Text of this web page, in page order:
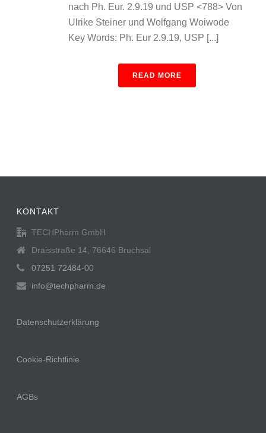
nach Ph. Eur. 2.9.19 und USP <788> Von
Ulrike Steiner und Wolfgang Woiwode
Key Words: Ph. Eur 2.9.19, USP [...]
READ MORE
KONTAKT
TECHPharm GmbH
Draisstraße 14, 76646 Bruchsal
07251 72484-00
info@techpharm.de
Datenschutzerklärung
Cookie-Richtlinie
AGBs